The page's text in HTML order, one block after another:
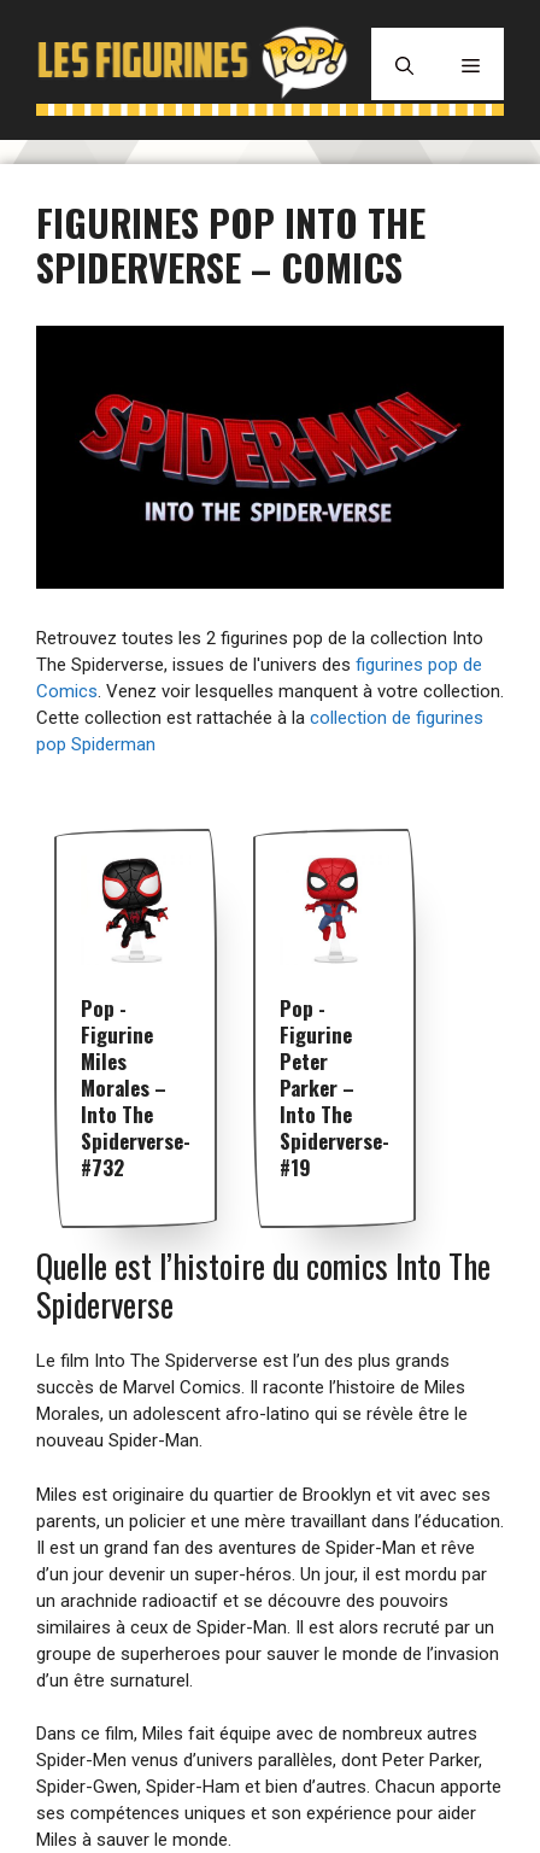
contenu
MENU
FIGURINES POP INTO THE
SPIDERVERSE – COMICS
Retrouvez toutes les 2 figurines pop de la collection Into
The Spiderverse, issues de l'univers des figurines pop de
Comics. Venez voir lesquelles manquent à votre collection.
Cette collection est rattachée à la collection de figurines
pop Spiderman
Pop -
Figurine
Miles
Morales –
Into The
Spiderverse-
#732
Pop -
Figurine
Peter
Parker –
Into The
Spiderverse-
#19
Quelle est l’histoire du comics Into The
Spiderverse
Le film Into The Spiderverse est l’un des plus grands
succès de Marvel Comics. Il raconte l’histoire de Miles
Morales, un adolescent afro-latino qui se révèle être le
nouveau Spider-Man.
Miles est originaire du quartier de Brooklyn et vit avec ses
parents, un policier et une mère travaillant dans l’éducation.
Il est un grand fan des aventures de Spider-Man et rêve
d’un jour devenir un super-héros. Un jour, il est mordu par
un arachnide radioactif et se découvre des pouvoirs
similaires à ceux de Spider-Man. Il est alors recruté par un
groupe de superheroes pour sauver le monde de l’invasion
d’un être surnaturel.
Dans ce film, Miles fait équipe avec de nombreux autres
Spider-Men venus d’univers parallèles, dont Peter Parker,
Spider-Gwen, Spider-Ham et bien d’autres. Chacun apporte
ses compétences uniques et son expérience pour aider
Miles à sauver le monde.